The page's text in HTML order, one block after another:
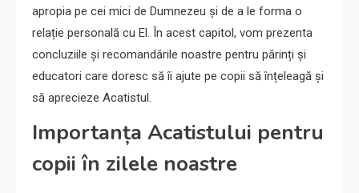
apropia pe cei mici de Dumnezeu și de a le forma o
relație personală cu El. În acest capitol, vom prezenta
concluziile și recomandările noastre pentru părinți și
educatori care doresc să îi ajute pe copii să înțeleagă și
să aprecieze Acatistul.
Importanța Acatistului pentru
copii în zilele noastre